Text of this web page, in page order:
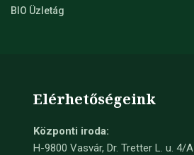
BIO Üzletág
Elérhetőségeink
Központi iroda:
H-9800 Vasvár, Dr. Tretter L. u. 4/A